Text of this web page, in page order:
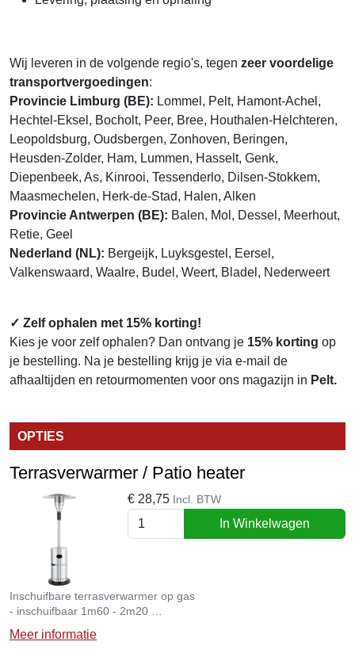
Wij leveren in de volgende regio's, tegen zeer voordelige
transportvergoedingen:
Provincie Limburg (BE): Lommel, Pelt, Hamont-Achel,
Hechtel-Eksel, Bocholt, Peer, Bree, Houthalen-Helchteren,
Leopoldsburg, Oudsbergen, Zonhoven, Beringen,
Heusden-Zolder, Ham, Lummen, Hasselt, Genk,
Diepenbeek, As, Kinrooi, Tessenderlo, Dilsen-Stokkem,
Maasmechelen, Herk-de-Stad, Halen, Alken
Provincie Antwerpen (BE): Balen, Mol, Dessel, Meerhout,
Retie, Geel
Nederland (NL): Bergeijk, Luyksgestel, Eersel,
Valkenswaard, Waalre, Budel, Weert, Bladel, Nederweert
✓ Zelf ophalen met 15% korting!
Kies je voor zelf ophalen? Dan ontvang je 15% korting op
je bestelling. Na je bestelling krijg je via e-mail de
afhaaltijden en retourmomenten voor ons magazijn in Pelt.
OPTIES
Terrasverwarmer / Patio heater
€ 28,75 Incl. BTW
In Winkelwagen
Inschuifbare terrasverwarmer op gas
- inschuifbaar 1m60 - 2m20
- Verbruik: 1048 g/u
Meer informatie